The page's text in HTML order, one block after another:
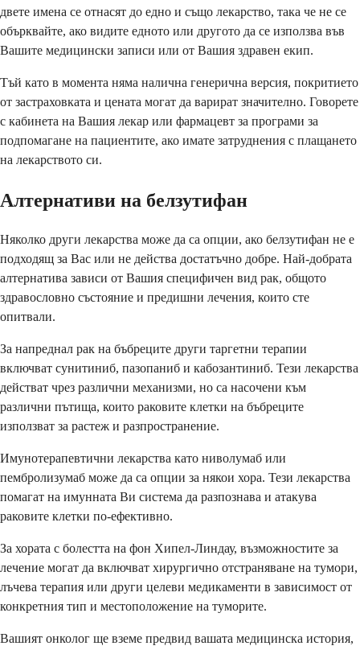
двете имена се отнасят до едно и също лекарство, така че не се
обърквайте, ако видите едното или другото да се използва във
Вашите медицински записи или от Вашия здравен екип.
Тъй като в момента няма налична генерична версия, покритието
от застраховката и цената могат да варират значително. Говорете
с кабинета на Вашия лекар или фармацевт за програми за
подпомагане на пациентите, ако имате затруднения с плащането
на лекарството си.
Алтернативи на белзутифан
Няколко други лекарства може да са опции, ако белзутифан не е
подходящ за Вас или не действа достатъчно добре. Най-добрата
алтернатива зависи от Вашия специфичен вид рак, общото
здравословно състояние и предишни лечения, които сте
опитвали.
За напреднал рак на бъбреците други таргетни терапии
включват сунитиниб, пазопаниб и кабозантиниб. Тези лекарства
действат чрез различни механизми, но са насочени към
различни пътища, които раковите клетки на бъбреците
използват за растеж и разпространение.
Имунотерапевтични лекарства като ниволумаб или
пембролизумаб може да са опции за някои хора. Тези лекарства
помагат на имунната Ви система да разпознава и атакува
раковите клетки по-ефективно.
За хората с болестта на фон Хипел-Линдау, възможностите за
лечение могат да включват хирургично отстраняване на тумори,
лъчева терапия или други целеви медикаменти в зависимост от
конкретния тип и местоположение на туморите.
Вашият онколог ще вземе предвид вашата медицинска история,